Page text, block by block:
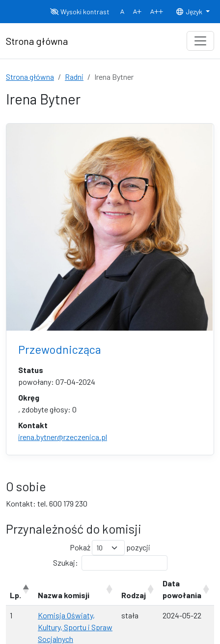
Wysoki kontrast
Normalny rozmiar czcionki
Rozmiar czcionki 150% Rozmiar
Język
Strona główna
Strona główna Radni Irena Bytner
Irena Bytner
Przewodnicząca
Status
powołany: 07-04-2024
Okręg
, zdobyte głosy: 0
Kontakt
irena.bytner@rzeczenica.pl
O sobie
Kontakt: tel. 600 179 230
Przynależność do komisji
Pokaż
pozycji
Szukaj:
Lp. Nazwa komisji Rodzaj
Data
powołania
1
Komisja Oświaty,
Kultury, Sportu i Spraw
Socjalnych
stała 2024-05-22